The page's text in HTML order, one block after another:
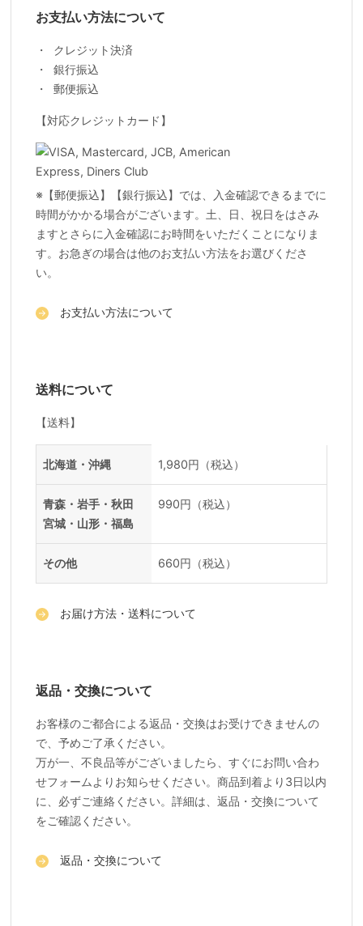
お支払い方法について
クレジット決済
銀行振込
郵便振込
【対応クレジットカード】
※【郵便振込】【銀行振込】では、入金確認できるまでに
時間がかかる場合がございます。土、日、祝日をはさみ
ますとさらに入金確認にお時間をいただくことになりま
す。お急ぎの場合は他のお支払い方法をお選びくださ
い。
お支払い方法について
送料について
【送料】
地域 料金
北海道・沖縄 1,980円（税込）
青森・岩手・秋田
宮城・山形・福島
990円（税込）
その他 660円（税込）
お届け方法・送料について
返品・交換について
お客様のご都合による返品・交換はお受けできませんの
で、予めご了承ください。
万が一、不良品等がございましたら、すぐにお問い合わ
せフォームよりお知らせください。商品到着より3日以内
に、必ずご連絡ください。詳細は、返品・交換について
をご確認ください。
返品・交換について